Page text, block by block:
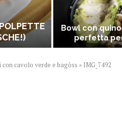
Bowl con
perfetta
cavolo verde e bagòss » IMG_7492